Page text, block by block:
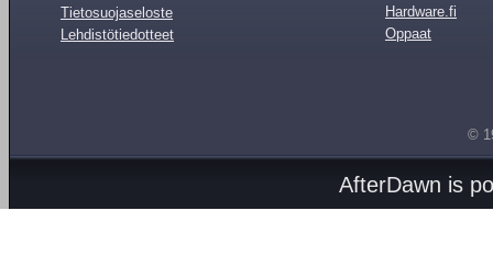
Tietosuojaseloste
Lehdistötiedotteet
Hardware.fi
Oppaat
©
AfterDawn is